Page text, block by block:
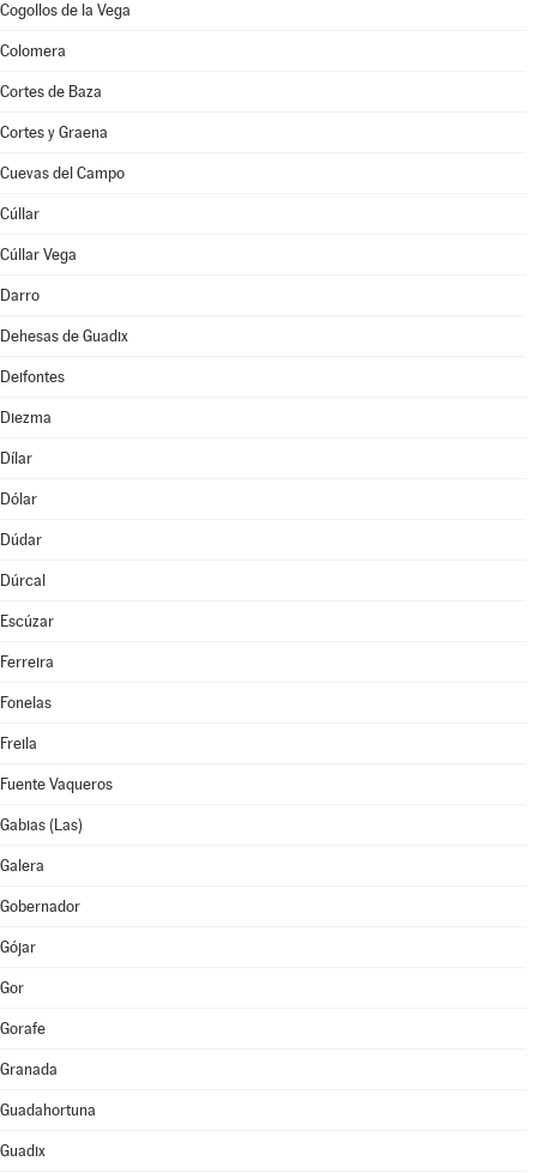
Cogollos de la Vega
Colomera
Cortes de Baza
Cortes y Graena
Cuevas del Campo
Cúllar
Cúllar Vega
Darro
Dehesas de Guadix
Deifontes
Diezma
Dílar
Dólar
Dúdar
Dúrcal
Escúzar
Ferreira
Fonelas
Freila
Fuente Vaqueros
Gabias (Las)
Galera
Gobernador
Gójar
Gor
Gorafe
Granada
Guadahortuna
Guadix